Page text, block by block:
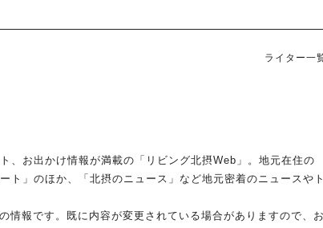
ライター一
、お出かけ情報が満載の「リビング北摂Web」。地元在住の
ト」のほか、「北摂のニュース」など地元密着のニュースや
報です。既に内容が変更されている場合がありますので、